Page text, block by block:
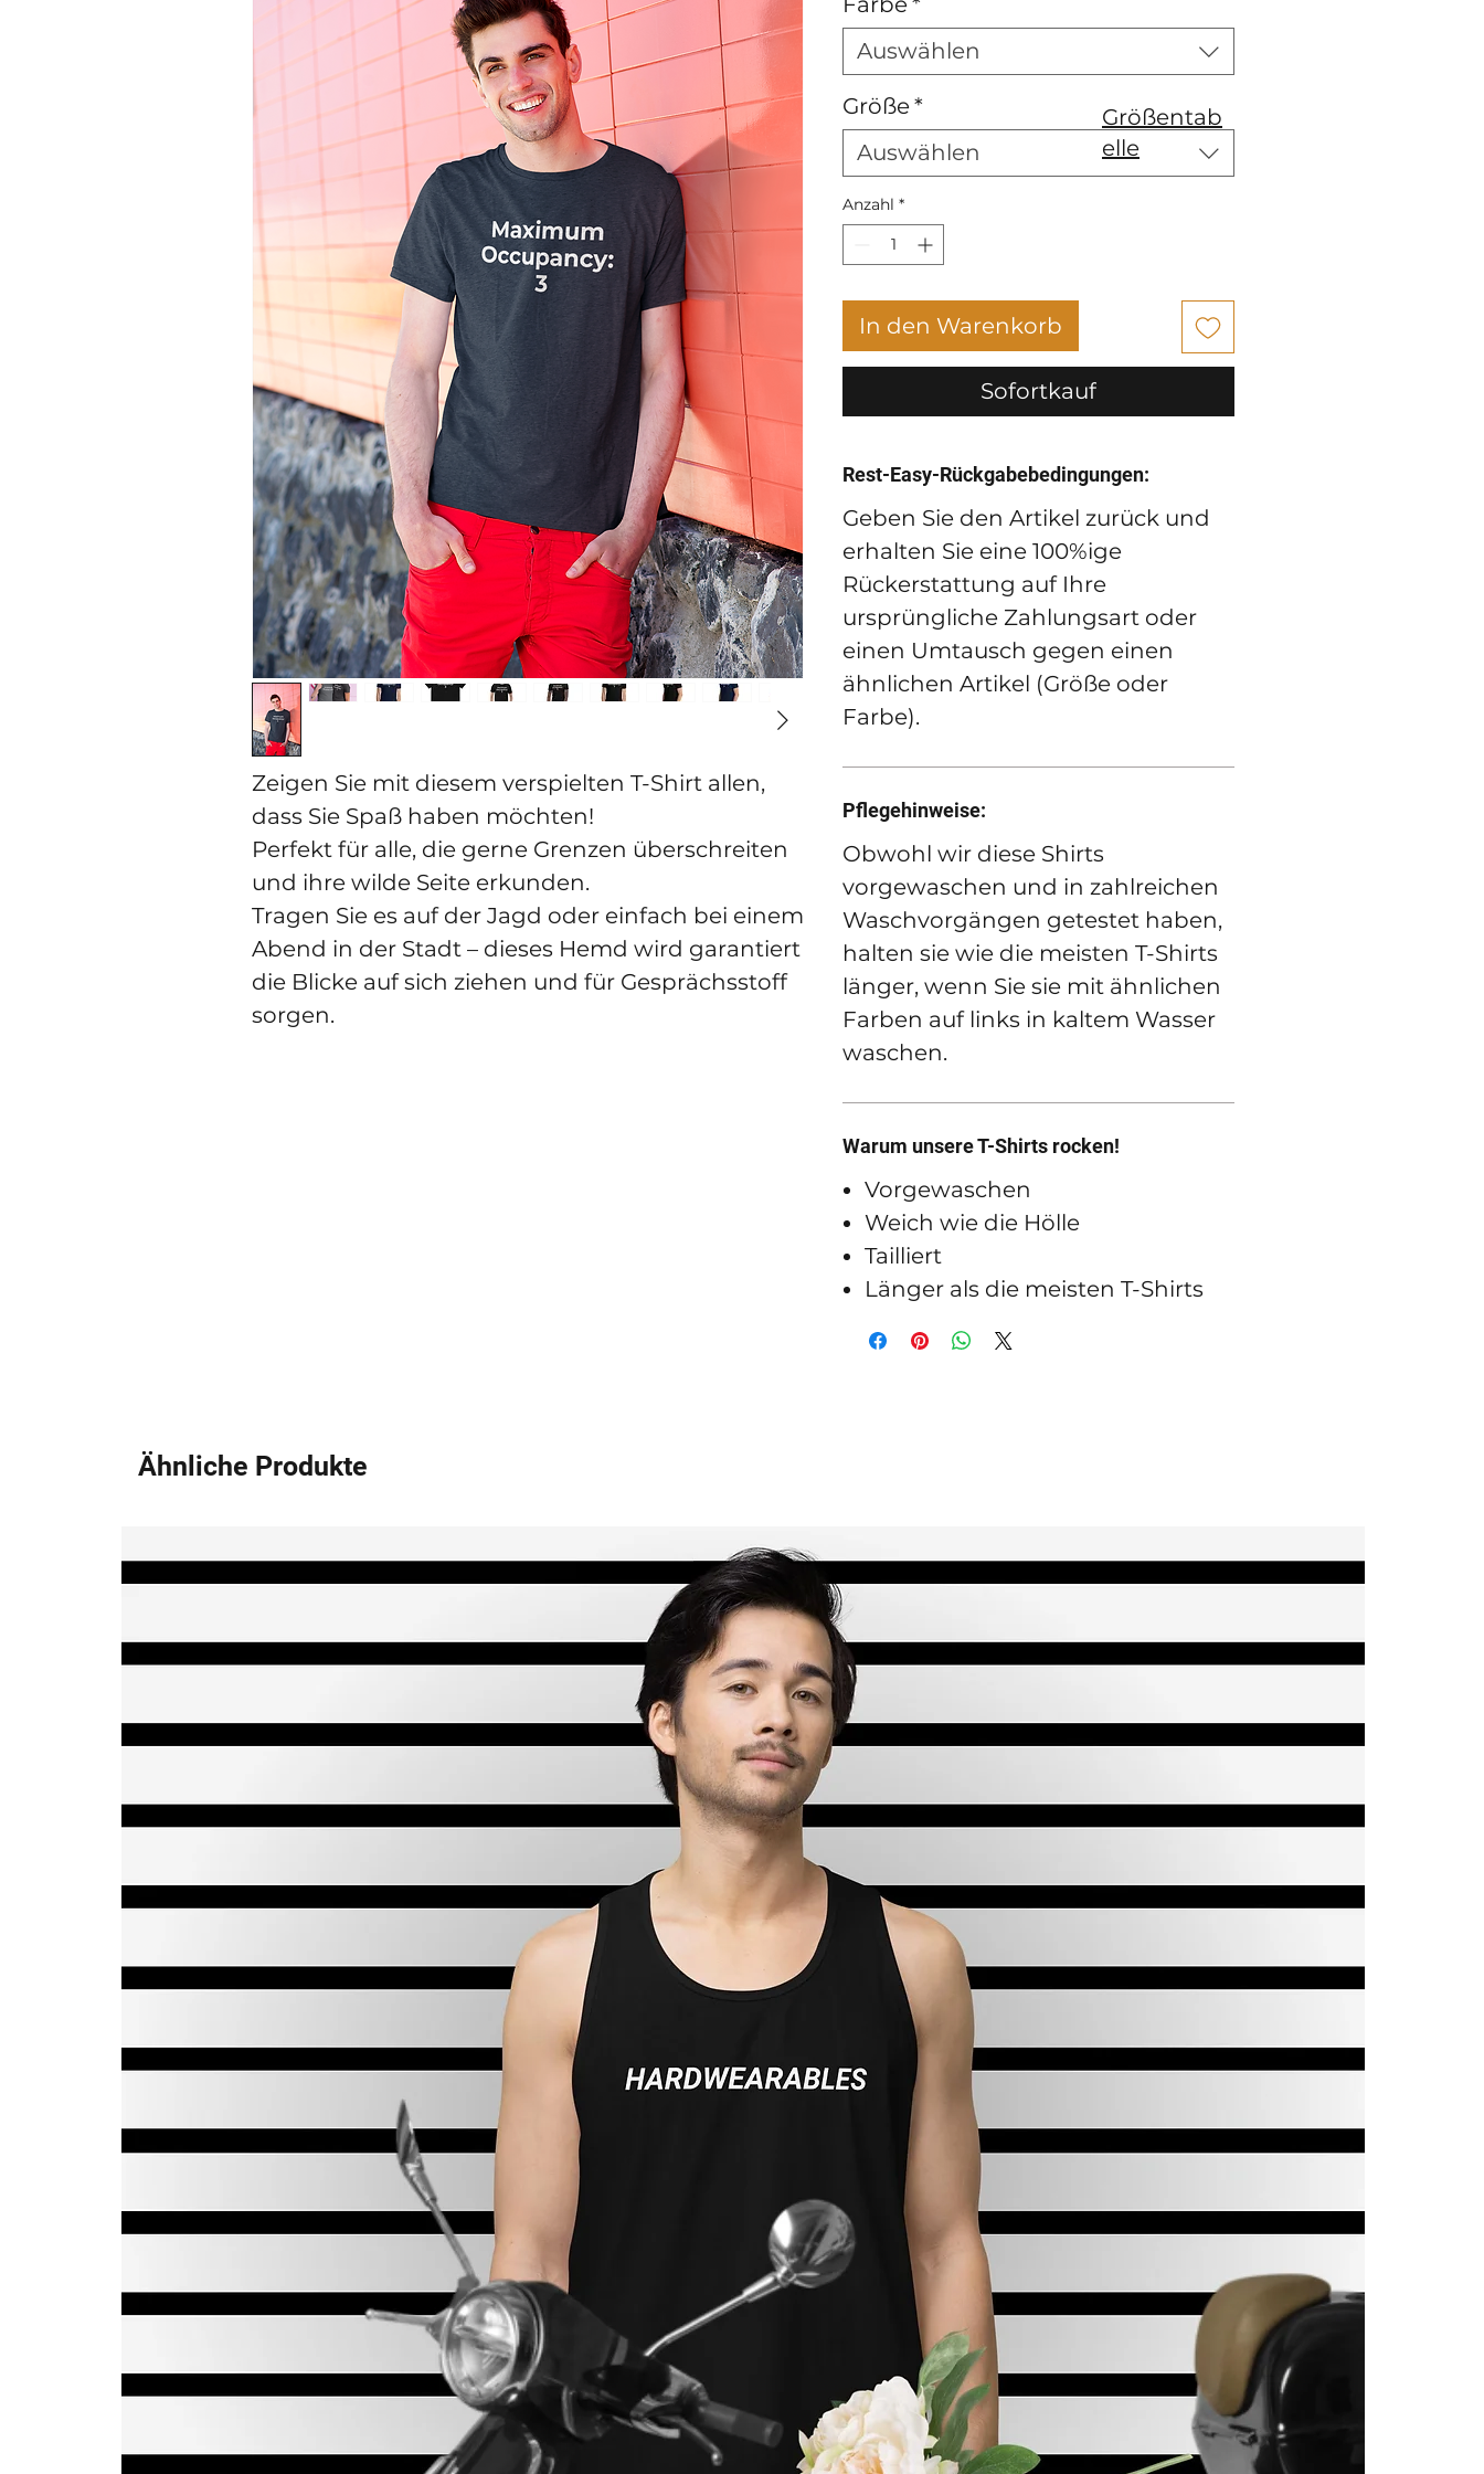
Zeigen Sie mit diesem verspielten T-Shirt allen,
dass Sie Spaß haben möchten!
Perfekt für alle, die gerne Grenzen überschreiten
und ihre wilde Seite erkunden.
Tragen Sie es auf der Jagd oder einfach bei einem
Abend in der Stadt – dieses Hemd wird garantiert
die Blicke auf sich ziehen und für Gesprächsstoff
sorgen.
Auswählen
Größe*
Auswählen
Anzahl *
In den Warenkorb
Sofortkauf
Rest-Easy-Rückgabebedingungen:
Geben Sie den Artikel zurück und
erhalten Sie eine 100%ige
Rückerstattung auf Ihre
ursprüngliche Zahlungsart oder
einen Umtausch gegen einen
ähnlichen Artikel (Größe oder
Farbe).
Pflegehinweise:
Obwohl wir diese Shirts
vorgewaschen und in zahlreichen
Waschvorgängen getestet haben,
halten sie wie die meisten T-Shirts
länger, wenn Sie sie mit ähnlichen
Farben auf links in kaltem Wasser
waschen.
Warum unsere T-Shirts rocken!
Vorgewaschen
Weich wie die Hölle
Tailliert
Länger als die meisten T-Shirts
Größentab
elle
Ähnliche Produkte